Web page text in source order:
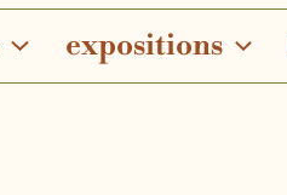
expositions